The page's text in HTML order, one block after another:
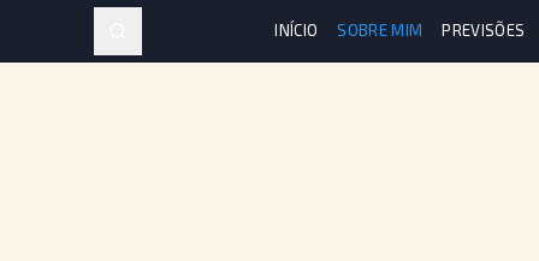
INÍCIO SOBRE MIM PREVISÕES